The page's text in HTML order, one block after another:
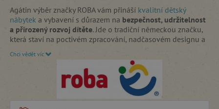
Agátin výběr značky ROBA vám přináší kvalitní dětský
nábytek a vybavení s důrazem na bezpečnost, udržitelnost
a přirozený rozvoj dítěte. Jde o tradiční německou značku,
která staví na poctivém zpracování, nadčasovém designu a
Značka je silně inspirovaná
Montessori přístupem
podporuje samostatnost dítěte, přirozený pohyb a možnost
aktivně objevovat svět vlastním tempem. Nábytek i
vybavení jsou navržené tak, aby dětem umožňovaly „dělat
Chci vědět víc